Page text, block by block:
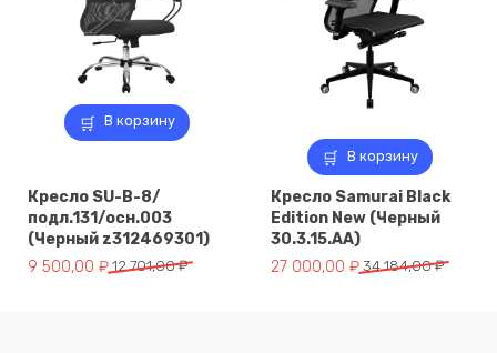
В корзину
Кресло SU-B-8/
подл.131/осн.003
(Черный z312469301)
12 701,00₽
Первоначальная
9 500,00 ₽
Текущая
В корзину
Кресло Samurai Black
Edition New (Черный
30.3.15.AA)
34 184,00₽
Первоначальная
27 000,00 ₽
Текущая